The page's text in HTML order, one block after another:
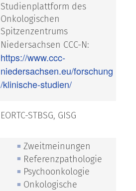
Studienplattform des
Onkologischen
Spitzenzentrums
Niedersachsen CCC-N:
https://www.ccc-
niedersachsen.eu/forschung
/klinische-studien/
EORTC-STBSG, GISG
Zweitmeinungen
Referenzpathologie
Psychoonkologie
Onkologische